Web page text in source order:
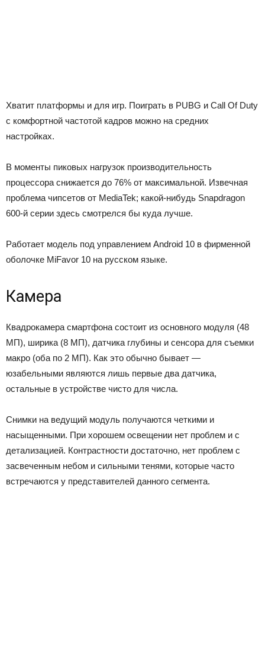
Хватит платформы и для игр. Поиграть в PUBG и Call Of Duty
с комфортной частотой кадров можно на средних
настройках.
В моменты пиковых нагрузок производительность
процессора снижается до 76% от максимальной. Извечная
проблема чипсетов от MediaTek; какой-нибудь Snapdragon
600-й серии здесь смотрелся бы куда лучше.
Работает модель под управлением Android 10 в фирменной
оболочке MiFavor 10 на русском языке.
Камера
Квадрокамера смартфона состоит из основного модуля (48
МП), ширика (8 МП), датчика глубины и сенсора для съемки
макро (оба по 2 МП). Как это обычно бывает —
юзабельными являются лишь первые два датчика,
остальные в устройстве чисто для числа.
Снимки на ведущий модуль получаются четкими и
насыщенными. При хорошем освещении нет проблем и с
детализацией. Контрастности достаточно, нет проблем с
засвеченным небом и сильными тенями, которые часто
встречаются у представителей данного сегмента.